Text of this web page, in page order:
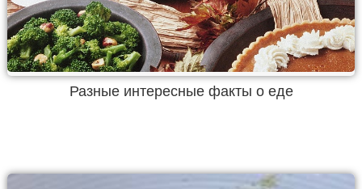
Разные интересные факты о еде